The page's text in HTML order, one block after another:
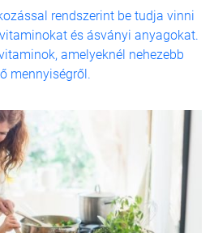
rendszerint be tudja vinni
és ásványi anyagokat.
amelyeknél nehezebb
mennyiségről.